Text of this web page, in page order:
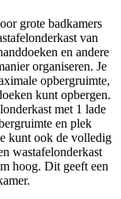
grote badkamers
van
en andere
organiseren. Je
opbergruimte,
kunt opbergen.
met 1 lade
en plek
kunt ook de volledig
wastafelonderkast
hoog. Dit geeft een